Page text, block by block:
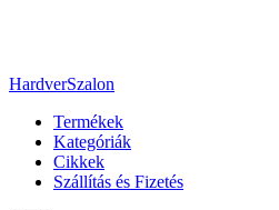
HardverSzalon
Termékek
Kategóriák
Cikkek
Szállítás és Fizetés